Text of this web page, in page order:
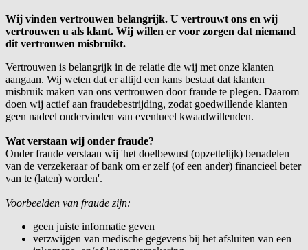
Wij vinden vertrouwen belangrijk. U vertrouwt ons en wij
vertrouwen u als klant. Wij willen er voor zorgen dat niemand
dit vertrouwen misbruikt.
Vertrouwen is belangrijk in de relatie die wij met onze klanten
aangaan. Wij weten dat er altijd een kans bestaat dat klanten
misbruik maken van ons vertrouwen door fraude te plegen. Daarom
doen wij actief aan fraudebestrijding, zodat goedwillende klanten
geen nadeel ondervinden van eventueel kwaadwillenden.
Wat verstaan wij onder fraude?
Onder fraude verstaan wij 'het doelbewust (opzettelijk) benadelen
van de verzekeraar of bank om er zelf (of een ander) financieel beter
van te (laten) worden'.
Voorbeelden van fraude zijn:
geen juiste informatie geven
verzwijgen van medische gegevens bij het afsluiten van een